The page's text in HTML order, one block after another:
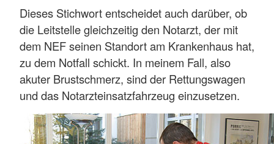
Dieses Stichwort entscheidet auch darüber, ob
die Leitstelle gleichzeitig den Notarzt, der mit
dem NEF seinen Standort am Krankenhaus hat,
zu dem Notfall schickt. In meinem Fall, also
akuter Brustschmerz, sind der Rettungswagen
und das Notarzteinsatzfahrzeug einzusetzen.